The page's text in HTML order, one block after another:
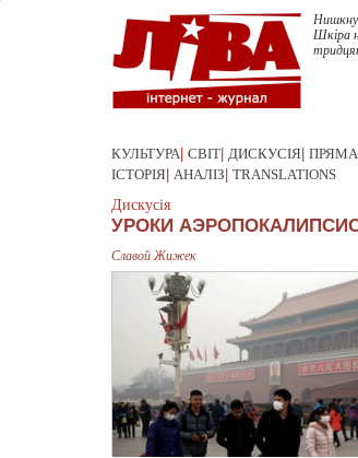
Шкіра
КУЛЬТУРА СВІТ ДИСКУСІЯ
ІСТОРІЯ АНАЛІЗ TRANSLATIONS
Дискусія
УРОКИ
Славой Жижек